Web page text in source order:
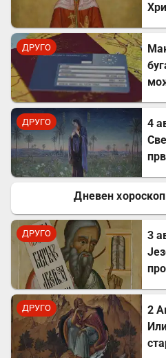
ДРУГО
ДРУГО
4
ДРУГО
Дневен
ДРУГО
3
ДРУГО
2